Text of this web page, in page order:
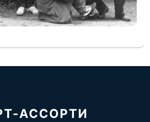
АССОРТИ